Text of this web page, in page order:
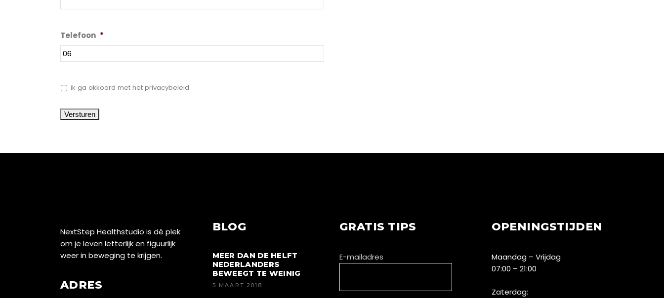
Telefoon *
* ik ga akkoord met het privacybeleid
NextStep Healthstudio is dé plek
om je leven letterlijk en figuurlijk
weer in beweging te krijgen.
ADRES
BLOG
MEER DAN DE HELFT
NEDERLANDERS
BEWEEGT TE WEINIG
5 MAART 2018
GRATIS TIPS
E-mailadres
OPENINGSTIJDEN
Maandag – Vrijdag
07:00 – 21:00
Zaterdag: